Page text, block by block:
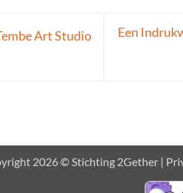
Art Studio
Een
2026 © Stichting 2Gether |